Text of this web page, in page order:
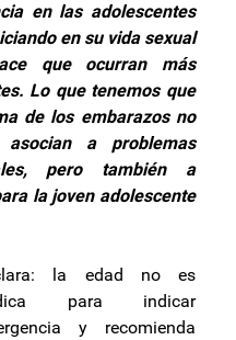
en las adolescentes
en su vida sexual
que ocurran más
Lo que tenemos que
de los embarazos no
a problemas
pero también a
la joven adolescente
la edad no es
para indicar
y recomienda